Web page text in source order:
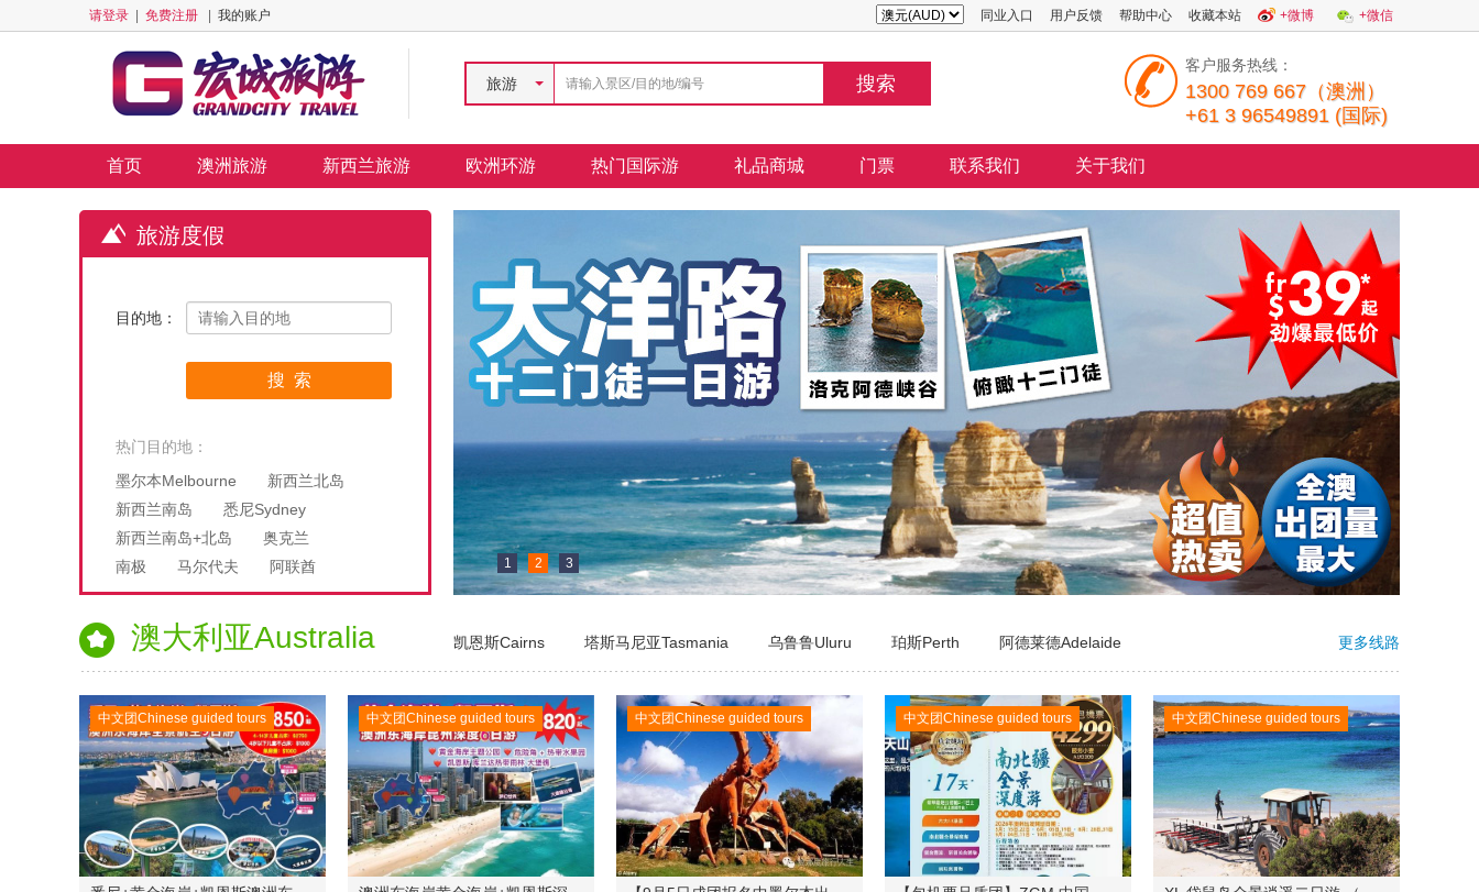
请登录 免费注册 我的账户 同业入口 用户反馈 帮助中心 收藏本站 +微博 +微信
旅游
客户服务热线：
1300 769 667（澳洲）
+61 3 96549891 (国际)
首页 澳洲旅游 新西兰旅游 欧洲环游 热门国际游 礼品商城 门票 联系我们 关于我们
旅游度假
目的地：
热门目的地：
墨尔本Melbourne
新西兰北岛
新西兰南岛
悉尼Sydney
新西兰南岛+北岛
奥克兰
南极
马尔代夫
阿联酋
马来西亚
埃及 墨尔本
1 2 3
更多线路
澳大利亚Australia 凯恩斯Cairns 塔斯马尼亚Tasmania 乌鲁鲁Uluru 珀斯Perth 阿德莱德Adelaide
中文团Chinese guided tours 中文团Chinese guided tours 中文团Chinese guided tours 中文团Chinese guided tours 中文团Chinese guided tours